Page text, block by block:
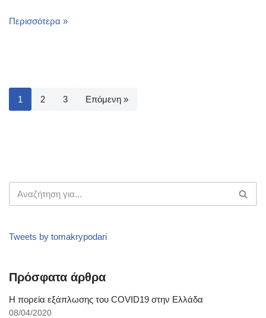
Περισσότερα »
1 2 3 Επόμενη »
Tweets by tomakrypodari
Πρόσφατα άρθρα
Η πορεία εξάπλωσης του COVID19 στην Ελλάδα
08/04/2020